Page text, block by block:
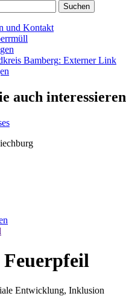
Suchen
und Kontakt
Bamberg: Externer Link
auch interessieren
Entwicklung, Inklusion